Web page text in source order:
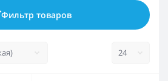
Фильтр товаров